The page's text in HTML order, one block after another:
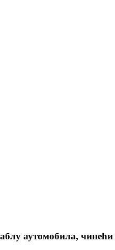
аутомобила, чинећи